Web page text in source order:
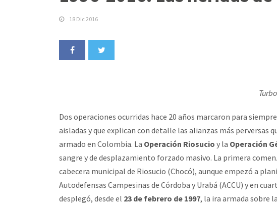
18 Dic 2016
Dos operaciones ocurridas hace 20 años marcaron para
aisladas y que explican con detalle las alianzas más perversas
armado en Colombia. La Operación Riosucio y la Operación
sangre y de desplazamiento forzado masivo. La primera
cabecera municipal de Riosucio (Chocó), aunque empezó a
Autodefensas Campesinas de Córdoba y Urabá (ACCU) y en
desplegó, desde el 23 de febrero de 1997, la ira armada sobre